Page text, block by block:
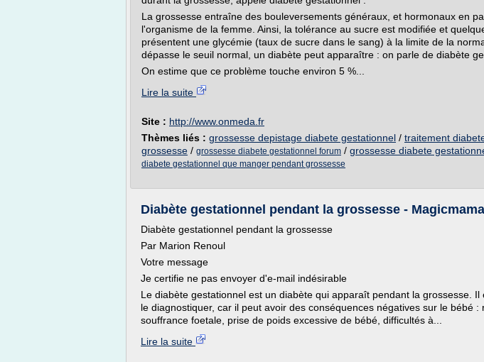
La grossesse entraîne des bouleversements généraux, et hormonaux en
l'organisme de la femme. Ainsi, la tolérance au sucre est modifiée et
présentent une glycémie (taux de sucre dans le sang) à la limite de la
dépasse le seuil normal, un diabète peut apparaître : on parle de diabète
On estime que ce problème touche environ 5 %...
Lire la suite
Site : http://www.onmeda.fr
Thèmes liés : grossesse depistage diabete gestationnel / traitement
grossesse / grossesse diabete gestationnel forum / grossesse diabete
diabete gestationnel que manger pendant grossesse
Diabète gestationnel pendant la grossesse -
Diabète gestationnel pendant la grossesse
Par Marion Renoul
Votre message
Je certifie ne pas envoyer d'e-mail indésirable
Le diabète gestationnel est un diabète qui apparaît pendant la grossesse. Il
le diagnostiquer, car il peut avoir des conséquences négatives sur le bébé :
souffrance foetale, prise de poids excessive de bébé, difficultés à...
Lire la suite